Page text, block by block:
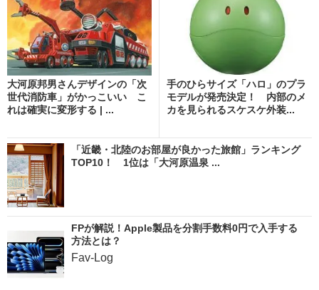
大河原邦男さんデザインの「次
世代消防車」がかっこいい こ
れは確実に変形する | ...
手のひらサイズ「ハロ」のプラ
モデルが発売決定！ 内部のメ
カを見られるスケスケ外装...
「近畿・北陸のお部屋が良かった旅館」ランキング
TOP10！ 1位は「大河原温泉 ...
FPが解説！Apple製品を分割手数料0円で入手する
方法とは？
Fav-Log